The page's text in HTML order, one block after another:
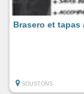
Brasero et
SOUSTONS